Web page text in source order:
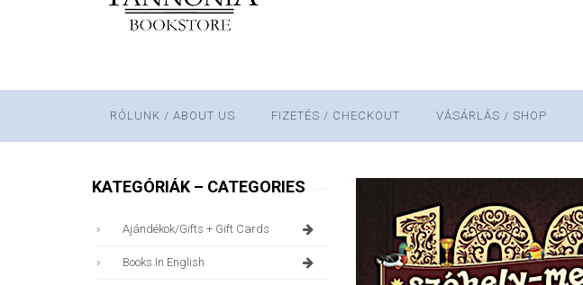
RÓLUNK / ABOUT US FIZETÉS / CHECKOUT VÁSÁRLÁS / SHOP
KATEGÓRIÁK – CATEGORIES
Ajándékok/gifts + Gift Cards
Books In English